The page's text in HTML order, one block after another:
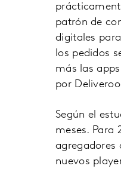
patrón de
digitales
los pedidos
más las
por
Según el
meses. Para
agregadores
nuevos